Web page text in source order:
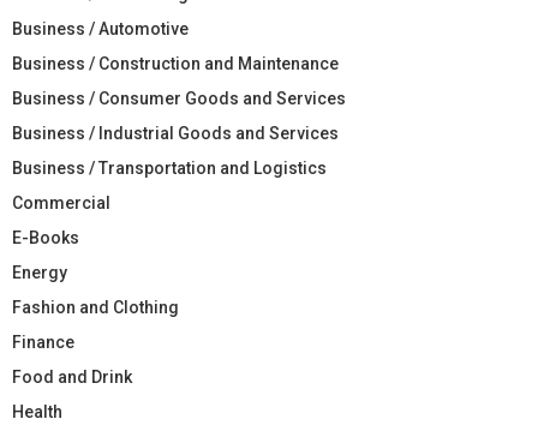
Business / Automotive
Business / Construction and Maintenance
Business / Consumer Goods and Services
Business / Industrial Goods and Services
Business / Transportation and Logistics
Commercial
E-Books
Energy
Fashion and Clothing
Finance
Food and Drink
Health